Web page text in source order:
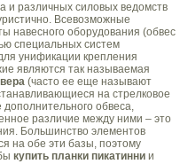
различных силовых ведомств
Всевозможные
навесного оборудования (обвес
специальных систем
унификации крепления
являются так называемая
(часто ее еще называют
на стрелковое
обвеса,
различие между ними – это
Большинство элементов
на обе эти базы, поэтому
купить планки пикатинни и